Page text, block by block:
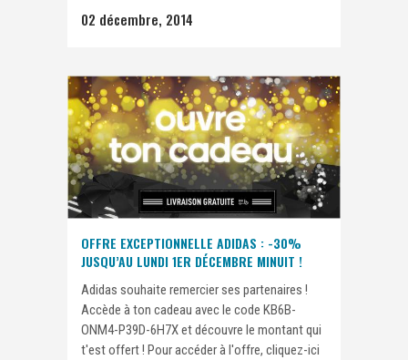
02 décembre, 2014
OFFRE EXCEPTIONNELLE ADIDAS : -30%
JUSQU’AU LUNDI 1ER DÉCEMBRE MINUIT !
Adidas souhaite remercier ses partenaires !
Accède à ton cadeau avec le code KB6B-
ONM4-P39D-6H7X et découvre le montant qui
t'est offert ! Pour accéder à l'offre, cliquez-ici